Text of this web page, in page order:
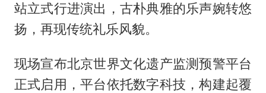
站立式行进演出，古朴典雅的乐声婉转悠
扬，再现传统礼乐风貌。
现场宣布北京世界文化遗产监测预警平台
正式启用，平台依托数字科技，构建起覆